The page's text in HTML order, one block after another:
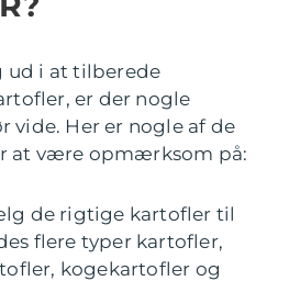
ud i at tilberede
er der nogle
vide. Her er nogle af de
at være opmærksom på:
de rigtige kartofler til
flere typer kartofler,
kogekartofler og